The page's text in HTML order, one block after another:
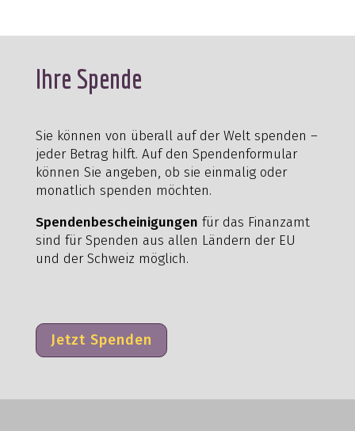
Ihre Spende
Sie können von überall auf der Welt spenden –
jeder Betrag hilft. Auf den Spendenformular
können Sie angeben, ob sie einmalig oder
monatlich spenden möchten.
Spendenbescheinigungen für das Finanzamt
sind für Spenden aus allen Ländern der EU
und der Schweiz möglich.
Jetzt Spenden